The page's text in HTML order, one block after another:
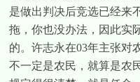
是做出判决后竞选已经来
拖，你也没办法，因此实
的。许志永在03年主张对
不一定是农民，就算是农